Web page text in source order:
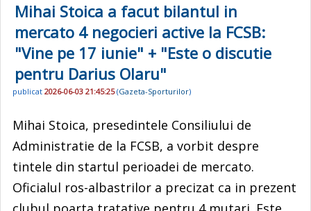
Mihai Stoica a facut bilantul in
mercato 4 negocieri active la FCSB:
"Vine pe 17 iunie" + "Este o discutie
pentru Darius Olaru"
publicat 2026-06-03 21:45:25(Gazeta-Sporturilor)
Mihai Stoica, presedintele Consiliului de
Administratie de la FCSB, a vorbit despre
tintele din startul perioadei de mercato.
Oficialul ros-albastrilor a precizat ca in prezent